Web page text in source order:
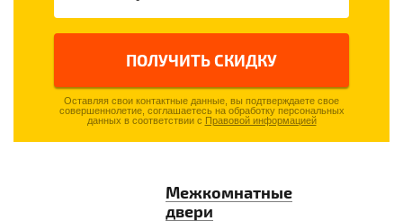
ПОЛУЧИТЬ СКИДКУ
Оставляя свои контактные данные, вы подтверждаете свое
совершеннолетие, соглашаетесь на обработку персональных
данных в соответствии с Правовой информацией
Межкомнатные
двери